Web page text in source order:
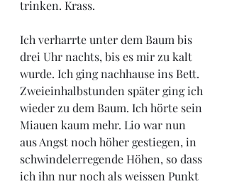
trinken. Krass.
Ich verharrte unter dem Baum bis
drei Uhr nachts, bis es mir zu kalt
wurde. Ich ging nachhause ins Bett.
Zweieinhalbstunden später ging ich
wieder zu dem Baum. Ich hörte sein
Miauen kaum mehr. Lio war nun
aus Angst noch höher gestiegen, in
schwindelerregende Höhen, so dass
ich ihn nur noch als weissen Punkt